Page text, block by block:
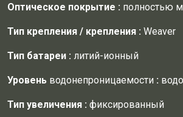
Оптическое покрытие : полностью
Тип крепления / крепления : Weaver
Тип батареи : литий-ионный
Уровень водонепроницаемости :
Тип увеличения : фиксированный